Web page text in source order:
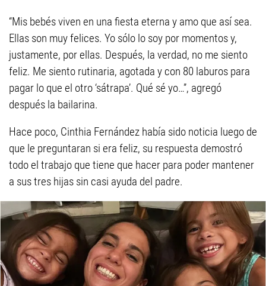
“Mis bebés viven en una fiesta eterna y amo que así sea.
Ellas son muy felices. Yo sólo lo soy por momentos y,
justamente, por ellas. Después, la verdad, no me siento
feliz. Me siento rutinaria, agotada y con 80 laburos para
pagar lo que el otro ‘sátrapa’. Qué sé yo…”, agregó
después la bailarina.
Hace poco, Cinthia Fernández había sido noticia luego de
que le preguntaran si era feliz, su respuesta demostró
todo el trabajo que tiene que hacer para poder mantener
a sus tres hijas sin casi ayuda del padre.